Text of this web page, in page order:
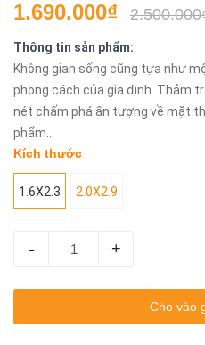
1.690.000₫
Thông tin sản phẩm:
Không gian sống cũng tựa như
phong cách của gia đình. Thảm
nét chấm phá ấn tượng về mặt
phẩm...
Kích thước
1.6X2.3 2.0X2.9
- +
Cho vào